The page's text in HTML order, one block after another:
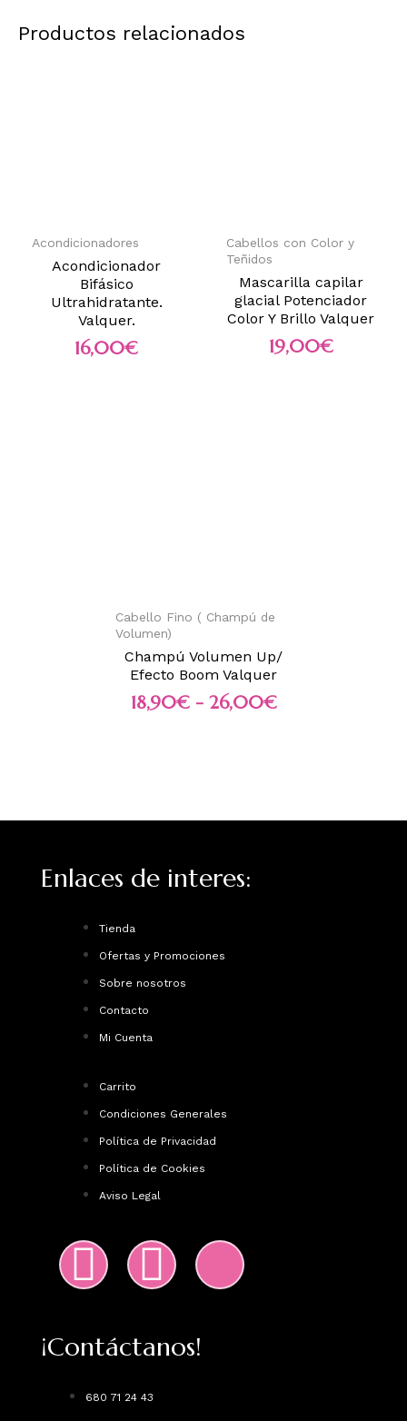
Productos relacionados
Acondicionadores
Acondicionador
Bifásico
Ultrahidratante.
Valquer.
16,00€
Cabellos con Color y
Teñidos
Mascarilla capilar
glacial Potenciador
Color Y Brillo Valquer
19,00€
Cabello Fino ( Champú de
Volumen)
Champú Volumen Up/
Efecto Boom Valquer
18,90€ - 26,00€
¡Contáctanos!
680 71 24 43
Enlaces de interes:
Tienda
Ofertas y Promociones
Sobre nosotros
Contacto
Mi Cuenta
Carrito
Condiciones Generales
Política de Privacidad
Política de Cookies
Aviso Legal